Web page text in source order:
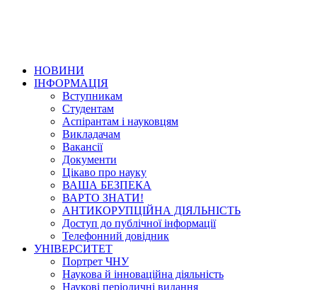
НОВИНИ
ІНФОРМАЦІЯ
Вступникам
Студентам
Аспірантам і науковцям
Викладачам
Вакансії
Документи
Цікаво про науку
ВАША БЕЗПЕКА
ВАРТО ЗНАТИ!
АНТИКОРУПЦІЙНА ДІЯЛЬНІСТЬ
Доступ до публічної інформації
Телефонний довідник
УНІВЕРСИТЕТ
Портрет ЧНУ
Наукова й інноваційна діяльність
Наукові періодичні видання